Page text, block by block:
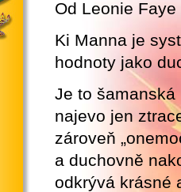
Od Leonie Faye
Ki Manna je
hodnoty jako
Je to
najevo jen
zároveň
a duchovně
odkrývá krásné